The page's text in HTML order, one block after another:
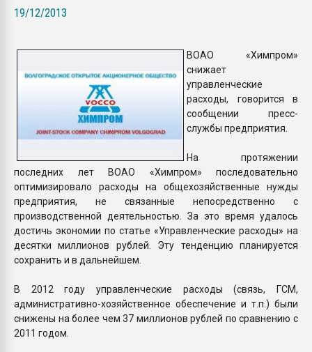
ПЕРЕЙТИ НА
19/12/2013
ВОАО «Химпром»
снижает
управленческие
расходы, говорится в
сообщении пресс-
службы предприятия.
На протяжении
последних лет ВОАО «Химпром» последовательно
оптимизировало расходы на общехозяйственные нужды
предприятия, не связанные непосредственно с
производственной деятельностью. За это время удалось
достичь экономии по статье «Управленческие расходы» на
десятки миллионов рублей. Эту тенденцию планируется
сохранить и в дальнейшем.
В 2012 году управленческие расходы (связь, ГСМ,
административно-хозяйственное обеспечение и т.п.) были
снижены на более чем 37 миллионов рублей по сравнению с
2011 годом.